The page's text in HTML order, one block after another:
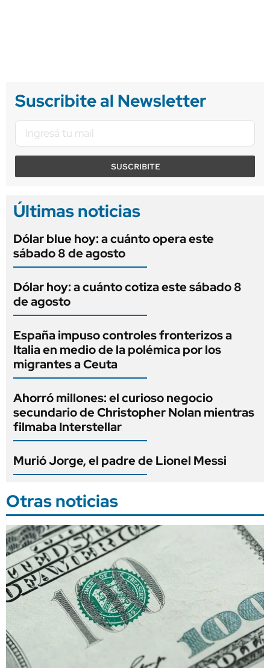
Suscribite al Newsletter
SUSCRIBITE
Últimas noticias
Dólar blue hoy: a cuánto opera este
sábado 8 de agosto
Dólar hoy: a cuánto cotiza este sábado 8
de agosto
España impuso controles fronterizos a
Italia en medio de la polémica por los
migrantes a Ceuta
Ahorró millones: el curioso negocio
secundario de Christopher Nolan mientras
filmaba Interstellar
Murió Jorge, el padre de Lionel Messi
Otras noticias